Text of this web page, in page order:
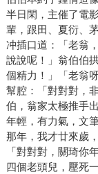
半日閑，主催了電
輩，跟田、夏衍、
冲插口道：「老翁
說說呢！」翁伯伯
個精力！」「老翁
幫腔：「對對對，
伯，翁家太極推手
年輕，有力氣，文
那年，我才廿來歲
「對對對，關琦你
四個老頭兒，壓死